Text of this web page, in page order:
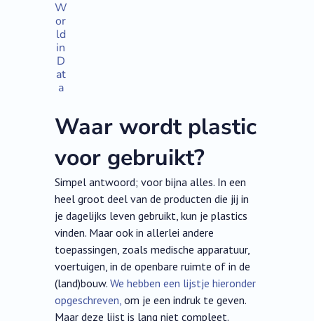
W
or
ld
in
D
at
a
Waar wordt plastic
voor gebruikt?
Simpel antwoord; voor bijna alles. In een
heel groot deel van de producten die jij in
je dagelijks leven gebruikt, kun je plastics
vinden. Maar ook in allerlei andere
toepassingen, zoals medische apparatuur,
voertuigen, in de openbare ruimte of in de
(land)bouw.We hebben een lijstje hieronder
opgeschreven, om je een indruk te geven.
Maar deze lijst is lang niet compleet.